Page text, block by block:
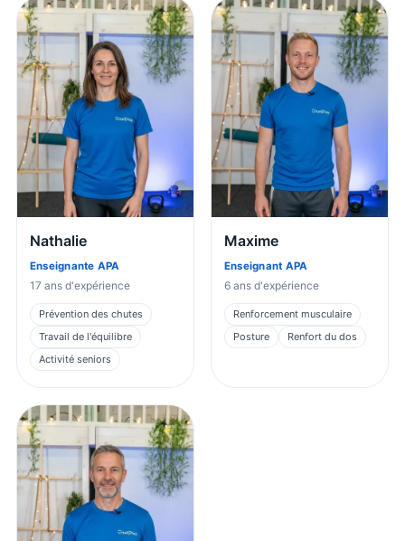
Nathalie
Enseignante APA
17 ans d'expérience
Prévention des chutes
Travail de l'équilibre
Activité seniors
Maxime
Enseignant APA
6 ans d'expérience
Renforcement musculaire
Posture
Renfort du dos